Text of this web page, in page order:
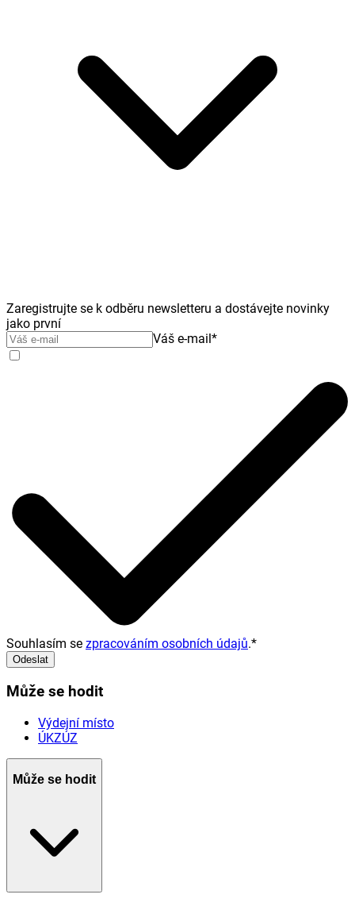
Zaregistrujte se k odběru newsletteru a dostávejte novinky
jako první
Váš e-mail*
Souhlasím se zpracováním osobních údajů.*
Odeslat
Může se hodit
Výdejní místo
ÚKZÚZ
Může se hodit